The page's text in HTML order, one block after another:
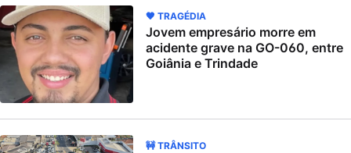
🖤 TRAGÉDIA
Jovem empresário morre em
acidente grave na GO-060, entre
Goiânia e Trindade
🚧 TRÂNSITO